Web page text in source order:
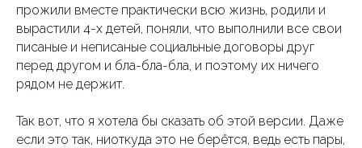
прожили вместе практически всю жизнь, родили и
вырастили 4-х детей, поняли, что выполнили все свои
писаные и неписаные социальные договоры друг
перед другом и бла-бла-бла, и поэтому их ничего
рядом не держит.
Так вот, что я хотела бы сказать об этой версии. Даже
если это так, ниоткуда это не берётся, ведь есть пары,